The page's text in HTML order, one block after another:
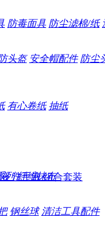
防毒面具 防尘滤棉/纸
头盔 安全帽配件 防尘
有心卷纸 抽纸
列 纤维抹布
钢丝球 清洁工具配件